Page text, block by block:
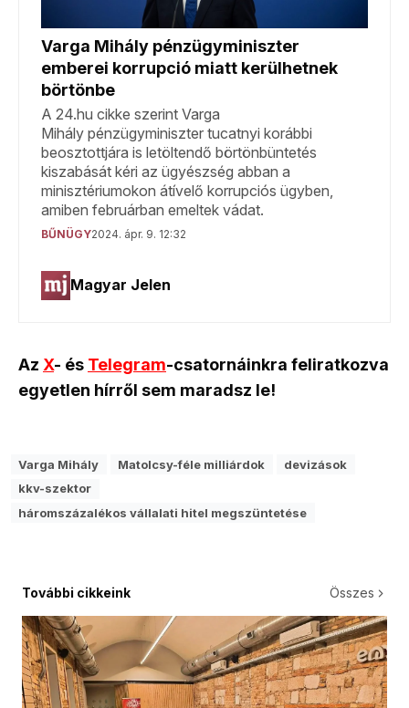
Az X- és Telegram-csatornáinkra feliratkozva
egyetlen hírről sem maradsz le!
Varga Mihály Matolcsy-féle milliárdok
devizások
kkv-szektor
háromszázalékos vállalati hitel megszüntetése
További cikkeink Összes